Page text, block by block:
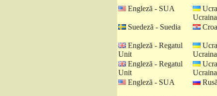
Engleză - SUA
Ucraina
Suedeză - Suedia
Engleză - Regatul
Unit
Ucraina
Engleză - Regatul
Unit
Ucraina
Engleză - SUA